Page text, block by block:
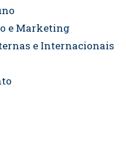
e Marketing
e Internacionais